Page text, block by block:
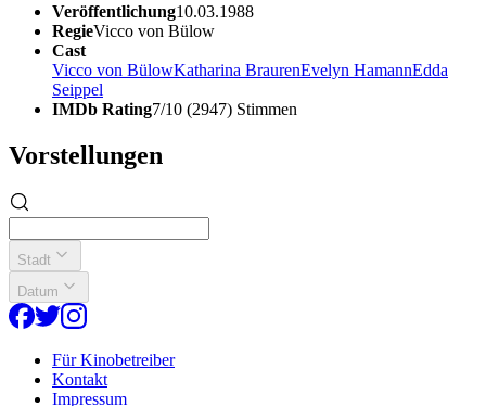
Veröffentlichung10.03.1988
RegieVicco von Bülow
Cast
Vicco von BülowKatharina BraurenEvelyn HamannEdda
Seippel
IMDb Rating7/10 (2947) Stimmen
Vorstellungen
Stadt
Datum
Für Kinobetreiber
Kontakt
Impressum